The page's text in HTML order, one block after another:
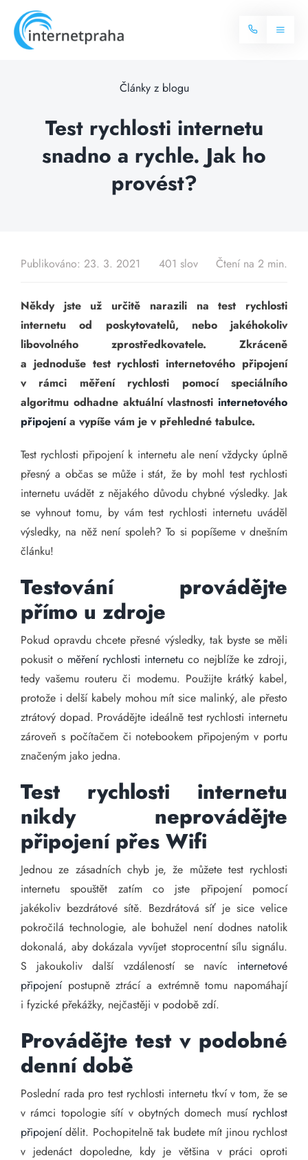
content
Toggle
Balíčky internetu
Více o internetu
Televize
Články z blogu
Test rychlosti internetu
snadno a rychle. Jak ho
provést?
Publikováno: 23. 3. 2021 401 slov Čtení na 2 min.
Někdy jste už určitě narazili na test rychlosti
internetu od poskytovatelů, nebo jakéhokoliv
libovolného zprostředkovatele. Zkráceně
a jednoduše test rychlosti internetového připojení
v rámci měření rychlosti pomocí speciálního
algoritmu odhadne aktuální vlastnosti internetového
připojenía vypíše vám je v přehledné tabulce.
Test rychlosti připojení k internetu ale není vždycky úplně
přesný a občas se může i stát, že by mohl test rychlosti
internetu uvádět z nějakého důvodu chybné výsledky. Jak
se vyhnout tomu, by vám test rychlosti internetu uváděl
výsledky, na něž není spoleh? To si popíšeme v dnešním
článku!
Testování provádějte
přímo u zdroje
Pokud opravdu chcete přesné výsledky, tak byste se měli
pokusit o měření rychlosti internetu co nejblíže ke zdroji,
tedy vašemu routeru či modemu. Použijte krátký kabel,
protože i delší kabely mohou mít sice malinký, ale přesto
ztrátový dopad. Provádějte ideálně test rychlosti internetu
zároveň s počítačem či notebookem připojeným v portu
značeným jako jedna.
Test rychlosti internetu
nikdy neprovádějte
připojení přes Wifi
Jednou ze zásadních chyb je, že můžete test rychlosti
internetu spouštět zatím co jste připojení pomocí
jakékoliv bezdrátové sítě. Bezdrátová síť je sice velice
pokročilá technologie, ale bohužel není dodnes natolik
dokonalá, aby dokázala vyvíjet stoprocentní sílu signálu.
S jakoukoliv další vzdáleností se navíc internetové
připojenípostupně ztrácí a extrémně tomu napomáhají
i fyzické překážky, nejčastěji v podobě zdí.
Provádějte test v podobné
denní době
Poslední rada pro test rychlosti internetu tkví v tom, že se
v rámci topologie sítí v obytných domech musí rychlost
připojenídělit. Pochopitelně tak budete mít jinou rychlost
v jedenáct dopoledne, kdy je většina v práci oproti